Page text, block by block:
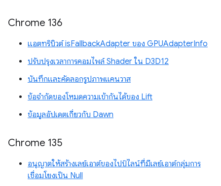
Chrome 136
แอตทริบิวต์ isFallbackAdapter ของ GPUAdapterInfo
ปรับปรุงเวลาการคอมไพล์ Shader ใน D3D12
บันทึกและคัดลอกรูปภาพแคนวาส
ข้อจำกัดของโหมดความเข้ากันได้ของ Lift
ข้อมูลอัปเดตเกี่ยวกับ Dawn
Chrome 135
อนุญาตให้สร้างเลย์เอาต์ของไปป์ไลน์ที่มีเลย์เอาต์กลุ่มการ
เชื่อมโยงเป็น Null